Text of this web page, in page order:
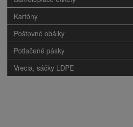
Kartóny
Poštovné obálky
Potlačené pásky
Vrecia, sáčky LDPE